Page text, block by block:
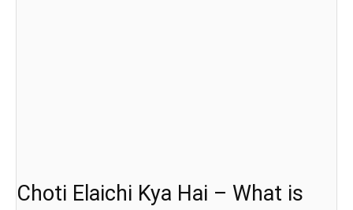
Choti Elaichi Kya Hai – What is